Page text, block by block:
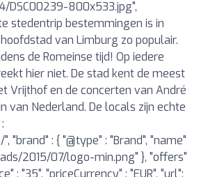
DSC00239-800x533.jpg",
stedentrip bestemmingen is in
van Limburg zo populair.
de Romeinse tijd! Op iedere
hier niet. De stad kent de meest
Vrijthof en de concerten van André
van Nederland. De locals zijn echte
: { "@type" : "Brand", "name"
2015/07/logo-min.png" }, "offers"
: "35", "priceCurrency" : "EUR", "url":